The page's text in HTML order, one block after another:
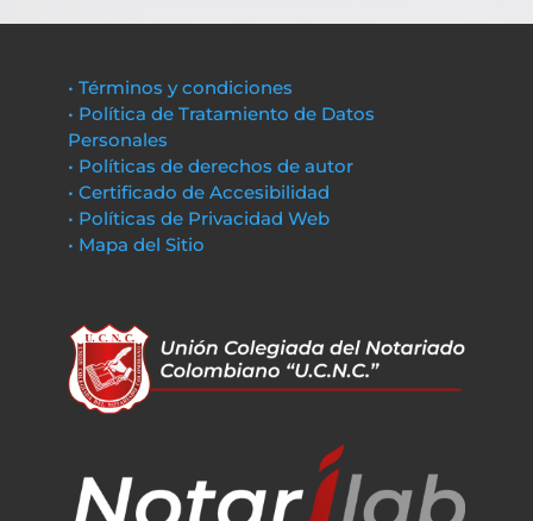
• Términos y condiciones
• Política de Tratamiento de Datos
Personales
• Políticas de derechos de autor
• Certificado de Accesibilidad
• Políticas de Privacidad Web
• Mapa del Sitio